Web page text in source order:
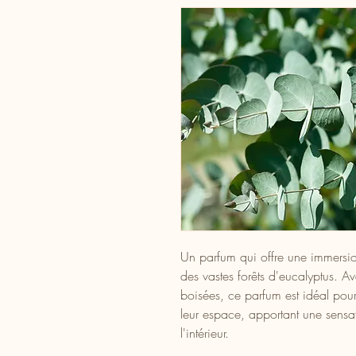
Un parfum qui offre une
des vastes forêts d'eucalyptus.
boisées, ce parfum est idéal
leur espace, apportant une
l'intérieur.